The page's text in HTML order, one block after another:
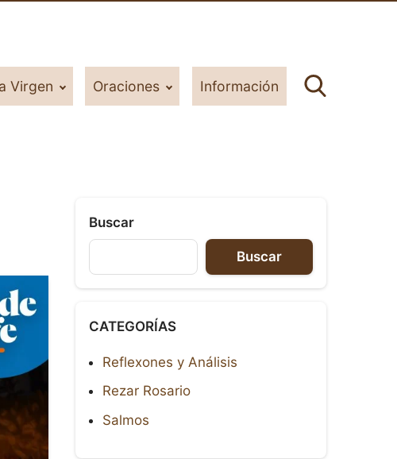
Virgen Oraciones Información
Buscar
Buscar
CATEGORÍAS
Reflexones y Análisis
Rezar Rosario
Salmos